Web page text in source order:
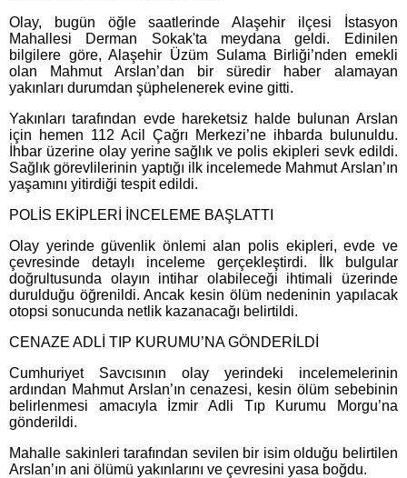
Olay, bugün öğle saatlerinde Alaşehir ilçesi İstasyon
Mahallesi Derman Sokak'ta meydana geldi. Edinilen
bilgilere göre, Alaşehir Üzüm Sulama Birliği’nden emekli
olan Mahmut Arslan’dan bir süredir haber alamayan
yakınları durumdan şüphelenerek evine gitti.
Yakınları tarafından evde hareketsiz halde bulunan Arslan
için hemen 112 Acil Çağrı Merkezi’ne ihbarda bulunuldu.
İhbar üzerine olay yerine sağlık ve polis ekipleri sevk edildi.
Sağlık görevlilerinin yaptığı ilk incelemede Mahmut Arslan’ın
yaşamını yitirdiği tespit edildi.
POLİS EKİPLERİ İNCELEME BAŞLATTI
Olay yerinde güvenlik önlemi alan polis ekipleri, evde ve
çevresinde detaylı inceleme gerçekleştirdi. İlk bulgular
doğrultusunda olayın intihar olabileceği ihtimali üzerinde
durulduğu öğrenildi. Ancak kesin ölüm nedeninin yapılacak
otopsi sonucunda netlik kazanacağı belirtildi.
CENAZE ADLİ TIP KURUMU’NA GÖNDERİLDİ
Cumhuriyet Savcısının olay yerindeki incelemelerinin
ardından Mahmut Arslan’ın cenazesi, kesin ölüm sebebinin
belirlenmesi amacıyla İzmir Adli Tıp Kurumu Morgu’na
gönderildi.
Mahalle sakinleri tarafından sevilen bir isim olduğu belirtilen
Arslan’ın ani ölümü yakınlarını ve çevresini yasa boğdu.